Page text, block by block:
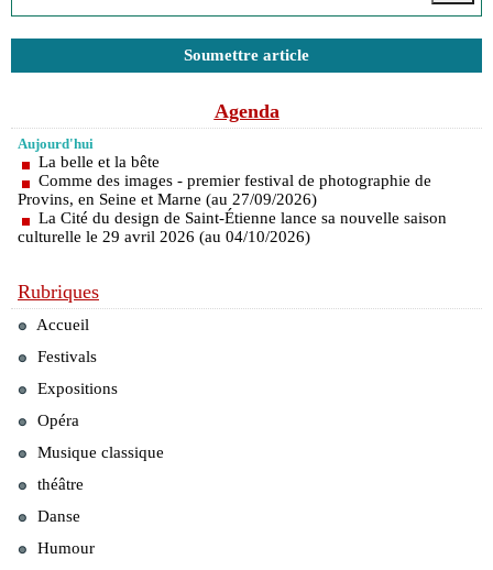
Soumettre article
Agenda
Aujourd'hui
La belle et la bête
Comme des images - premier festival de photographie de
Provins, en Seine et Marne (au 27/09/2026)
La Cité du design de Saint-Étienne lance sa nouvelle saison
culturelle le 29 avril 2026 (au 04/10/2026)
Rubriques
Accueil
Festivals
Expositions
Opéra
Musique classique
théâtre
Danse
Humour